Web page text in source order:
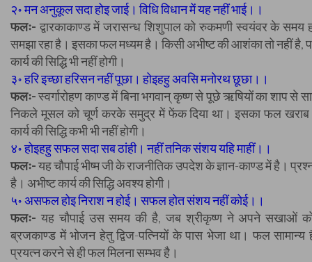
२॰ मन अनुकूल सदा होइ जाई। विधि विधान में यह नहीं भाई।।
फलः- द्वारकाकाण्ड में जरासन्ध शिशुपाल को रुकमणी स्वयंवर के समय
समझा रहा है। इसका फल मध्यम है। किसी अभीष्ट की आशंका तो नहीं है,
कार्य की सिद्धि भी नहीं होगी।
३॰ हरि इच्छा हरिसन नहीं पूछा। होइहहु अवसि मनोरथ छूछा।।
फलः-स्वर्गारोहण काण्ड में बिना भगवान् कृष्ण से पूछे ऋषियों का शाप से
निकले मूसल को चूर्ण करके समुद्र में फेंक दिया था। इसका फल खराब
कार्य की सिद्धि कभी भी नहीं होगी।
४॰ होइहहु सफल सदा सब ठांही। नहीं तनिक संशय यहि माहीं।।
फलः-यह चौपाई भीष्म जी के राजनीतिक उपदेश के ज्ञान-काण्ड में है।
है। अभीष्ट कार्य की सिद्धि अवश्य होगी।
५॰ असफल होइ निराश न होई। सफल होत संशय नहीं कोई।।
फलः- यह चौपाई उस समय की है, जब श्रीकृष्ण ने अपने सखाओं
ब्रजकाण्ड में भोजन हेतु द्विज-पत्नियों के पास भेजा था। फल सामान्य
प्रयत्न करने से ही फल मिलना सम्भव है।